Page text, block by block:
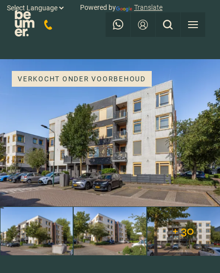
Powered by Translate
VERKOCHT ONDER VOORBEHOUD
+ 30